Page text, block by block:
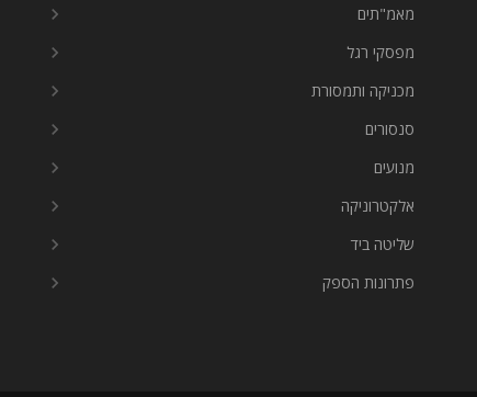
מאמ"תים
מפסקי רגל
מכניקה ותמסורת
סנסורים
מנועים
אלקטרוניקה
שליטה ביד
פתרונות הספק